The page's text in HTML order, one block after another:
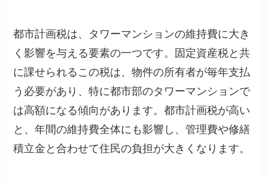
都市計画税は、タワーマンションの維持費に大き
く影響を与える要素の一つです。固定資産税と共
に課せられるこの税は、物件の所有者が毎年支払
う必要があり、特に都市部のタワーマンションで
は高額になる傾向があります。都市計画税が高い
と、年間の維持費全体にも影響し、管理費や修繕
積立金と合わせて住民の負担が大きくなります。